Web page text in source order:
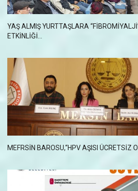
YAŞ ALMIŞ YURTTAŞLARA
ETKİNLİĞİ...
MEFRSİN BAROSU,“HPV AŞISI ÜCRETSİZ